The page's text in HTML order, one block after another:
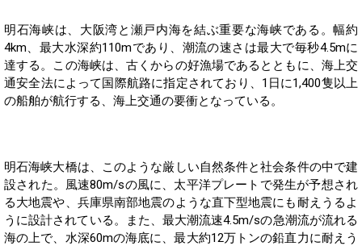
明石海峡は、大阪湾と瀬戸内海を結ぶ重要な海峡である。幅約
4km、最大水深約110mであり、潮流の速さは最大で毎秒4.5mに
達する。この海峡は、古くからの好漁場であるとともに、海上交
通安全法によって国際航路に指定されており、1日に1,400隻以上
の船舶が航行する、海上交通の要衝となっている。
明石海峡大橋は、このような厳しい自然条件と社会条件の中で建
設された。風速80m/sの風に、太平洋プレートで発生が予想され
る大地震や、兵庫県南部地震のような直下型地震にも耐えうるよ
うに設計されている。また、最大潮流速4.5m/sの急潮流が流れる
海の上で、水深60mの海底に、最大約12万トンの鉛直力に耐えう